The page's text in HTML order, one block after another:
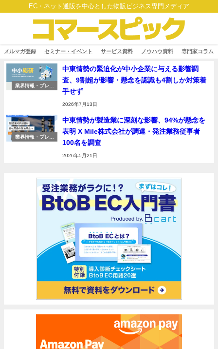
EC・ネット通販を中心とした物販ビジネス専門メディア
メルマガ登録 セミナー・イベント サービス資料 ノウハウ資料 専門家コラム
業界情報・プレス
中東情勢の緊迫化が中小企業に与える影響調
査、9割超が影響・懸念を認識も4割しか対策着
手せず
2026年7月13日
業界情報・プレス
中東情勢が製造業に深刻な影響、94%が懸念を
表明 X Mile株式会社が調達・発注業務従事者
100名を調査
2026年5月21日